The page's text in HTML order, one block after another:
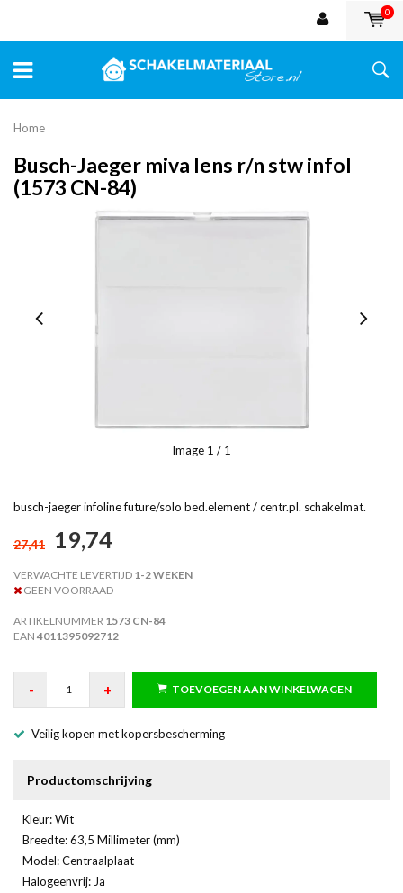
0
Home
Busch-Jaeger miva lens r/n stw infol
(1573 CN-84)
Image 1 / 1
busch-jaeger infoline future/solo bed.element / centr.pl. schakelmat.
27,41 19,74
VERWACHTE LEVERTIJD 1-2 WEKEN
GEEN VOORRAAD
ARTIKELNUMMER 1573 CN-84
EAN 4011395092712
- + TOEVOEGEN AAN WINKELWAGEN
Veilig kopen met kopersbescherming
Productomschrijving
Kleur: Wit
Breedte: 63,5 Millimeter (mm)
Model: Centraalplaat
Halogeenvrij: Ja